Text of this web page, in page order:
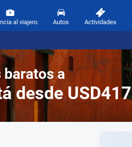
al viajero Autos Actividades
baratos a
desde USD417